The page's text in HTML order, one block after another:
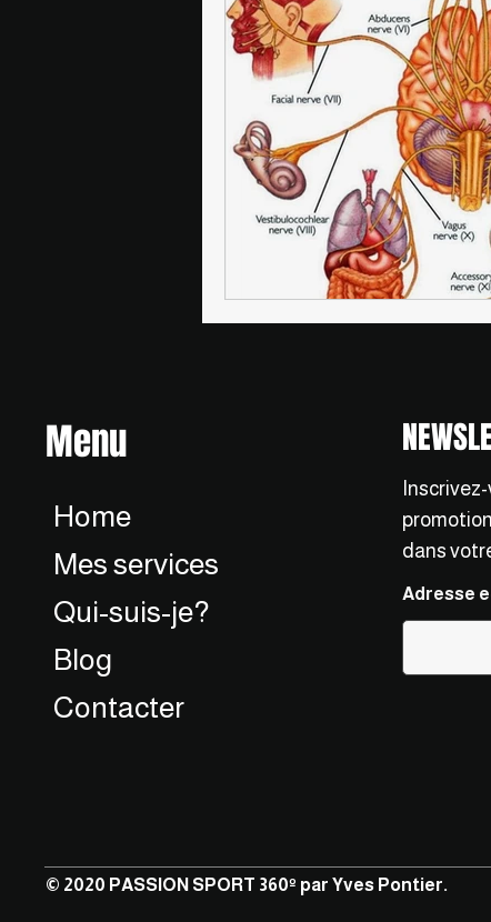
Menu
Home
Mes services
Qui-suis-je?
Blog
Contacter
dans
Adresse
© 2020 PASSION SPORT 360º par Yves Pontier.